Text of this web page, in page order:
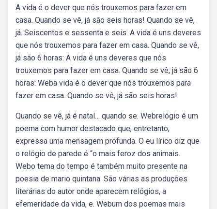
A vida é o dever que nós trouxemos para fazer em
casa. Quando se vê, já são seis horas! Quando se vê,
já. Seiscentos e sessenta e seis. A vida é uns deveres
que nós trouxemos para fazer em casa. Quando se vê,
já são 6 horas: A vida é uns deveres que nós
trouxemos para fazer em casa. Quando se vê, já são 6
horas: Weba vida é o dever que nós trouxemos para
fazer em casa. Quando se vê, já são seis horas!
Quando se vê, já é natal… quando se. Webrelógio é um
poema com humor destacado que, entretanto,
expressa uma mensagem profunda. O eu lírico diz que
o relógio de parede é “o mais feroz dos animais.
Webo tema do tempo é também muito presente na
poesia de mario quintana. São várias as produções
literárias do autor onde aparecem relógios, a
efemeridade da vida, e. Webum dos poemas mais